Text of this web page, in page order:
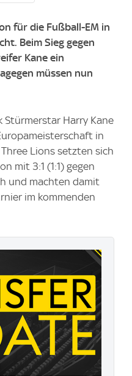
für die Fußball-EM in
Beim Sieg gegen
Kane ein
müssen nun
Stürmerstar Harry Kane
in
Lions setzten sich
mit 3:1 (1:1) gegen
und machten damit
im kommenden